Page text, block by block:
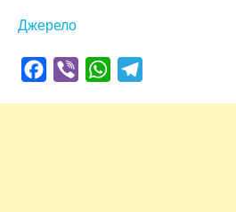
Джерело
Facebook
Viber WhatsApp